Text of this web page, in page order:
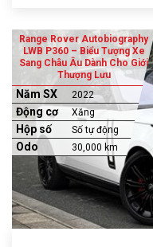
Range Rover Autobiography
LWB P360 – Biểu Tượng Xe
Sang Châu Âu Dành Cho Giới
Thượng Lưu
Năm SX 2022
Động cơ Xăng
Hộp số Số tự động
Odo 30,000 km